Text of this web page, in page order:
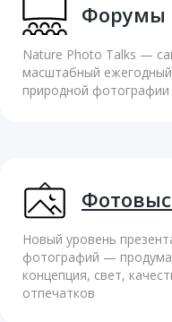
Форумы
Nature Photo Talks —
масштабный
природной фотографии
Новый уровень
фотографий —
концепция, свет,
отпечатков